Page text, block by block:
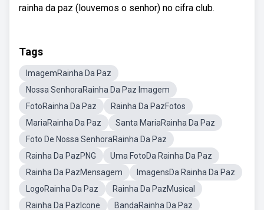
rainha da paz (louvemos o senhor) no cifra club.
Tags
ImagemRainha Da Paz
Nossa SenhoraRainha Da Paz Imagem
FotoRainha Da Paz
Rainha Da PazFotos
MariaRainha Da Paz
Santa MariaRainha Da Paz
Foto De Nossa SenhoraRainha Da Paz
Rainha Da PazPNG
Uma FotoDa Rainha Da Paz
Rainha Da PazMensagem
ImagensDa Rainha Da Paz
LogoRainha Da Paz
Rainha Da PazMusical
Rainha Da PazIcone
BandaRainha Da Paz